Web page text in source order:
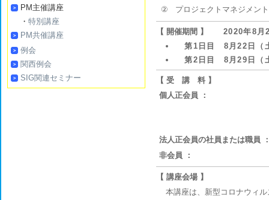
PM主催講座
・ 特別講座
PM共催講座
例会
関西例会
SIG関連セミナー
②
プロジェクトマネジメン
【 開催期間 】 2020年8月
第1日目 8月22日（
第2日目 8月29日（
【 受 講 料 】
個人正会員 ：
法人正会員の社員または職員
非会員 ：
【 講座会場 】
本講座は、新型コロナウィ